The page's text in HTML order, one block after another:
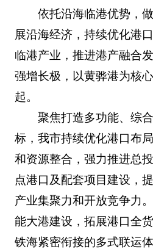
依托沿海临港优势，
展沿海经济，持续优化港
临港产业，推进港产融合
强增长极，以黄骅港为核
起。
聚焦打造多功能、综
标，我市持续优化港口布
和资源整合，强力推进总
点港口及配套项目建设，
产业集聚力和开放竞争力
能大港建设，拓展港口全
铁海紧密衔接的多式联运